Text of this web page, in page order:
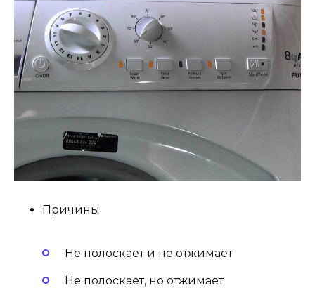
Причины
Не полоскает и не отжимает
Не полоскает, но отжимает